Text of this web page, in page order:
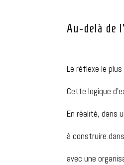
Au-delà de
Le réflexe le
Cette logique
En réalité, dans
à construire
avec une